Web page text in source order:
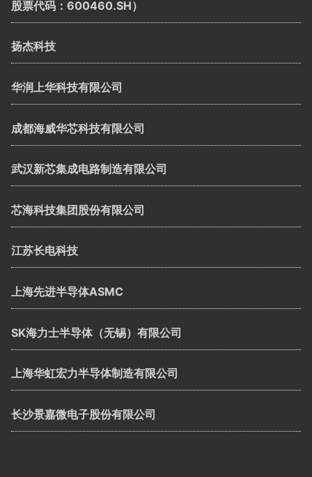
股票代码：600460.SH）
扬杰科技
华润上华科技有限公司
成都海威华芯科技有限公司
武汉新芯集成电路制造有限公司
芯海科技集团股份有限公司
江苏长电科技
上海先进半导体ASMC
SK海力士半导体（无锡）有限公司
上海华虹宏力半导体制造有限公司
长沙景嘉微电子股份有限公司